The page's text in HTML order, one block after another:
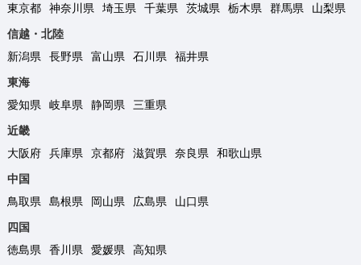
東京都
神奈川県 埼玉県 千葉県 茨城県 栃木県 群馬県
山梨県
信越・北陸
新潟県
長野県 富山県 石川県
福井県
東海
愛知県
岐阜県 静岡県
三重県
近畿
大阪府
兵庫県 京都府 滋賀県 奈良県
和歌山県
中国
鳥取県
島根県 岡山県 広島県
山口県
四国
徳島県
香川県 愛媛県
高知県